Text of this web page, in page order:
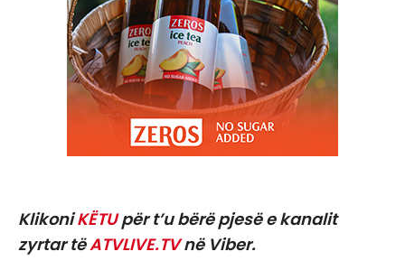
KlikoniKËTUpër t’u bërë pjesë e kanalit
zyrtar tëATVLIVE.TVnë Viber.